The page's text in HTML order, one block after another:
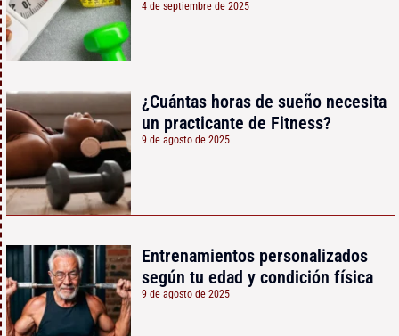
4 de septiembre de 2025
¿Cuántas horas de sueño necesita
un practicante de Fitness?
9 de agosto de 2025
Entrenamientos personalizados
según tu edad y condición física
9 de agosto de 2025